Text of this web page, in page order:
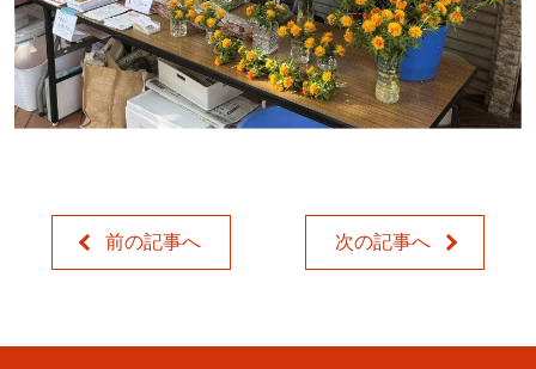
前の記事へ 次の記事へ